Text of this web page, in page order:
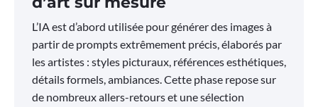
L’IA est d’abord utilisée pour générer des images à
partir de prompts extrêmement précis, élaborés par
les artistes : styles picturaux, références esthétiques,
détails formels, ambiances. Cette phase repose sur
de nombreux allers-retours et une sélection